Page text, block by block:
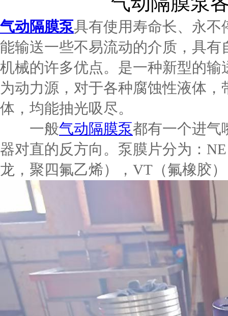
气动隔膜泵具有使用寿命长、永不
能输送一些不易流动的介质，具
机械的许多优点。是一种新型的
为动力源，对于各种腐蚀性液体
体，均能抽光吸尽。
一般气动隔膜泵都有一个进气
器对直的反方向。泵膜片分为：
龙，聚四氟乙烯），VT（氟橡胶